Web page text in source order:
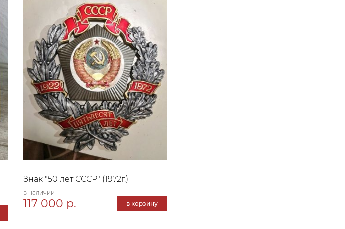
Знак "50 лет СССР" (1972г.)
в наличии
117 000 р. в корзину